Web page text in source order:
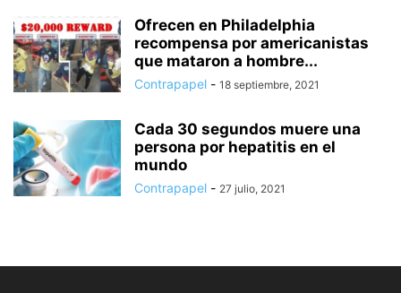
Ofrecen en Philadelphia
recompensa por americanistas
que mataron a hombre...
Contrapapel - 18 septiembre, 2021
Cada 30 segundos muere una
persona por hepatitis en el
mundo
Contrapapel - 27 julio, 2021